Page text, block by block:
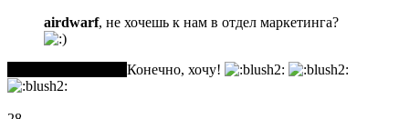
airdwarf, не хочешь к нам в отдел маркетинга?
Конечно, хочу!